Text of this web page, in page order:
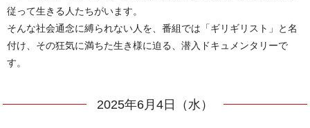
従って生きる人たちがいます。
そんな社会通念に縛られない人を、番組では「ギリギリスト」と名
付け、その狂気に満ちた生き様に迫る、潜入ドキュメンタリーで
す。
2025年6月4日（水）